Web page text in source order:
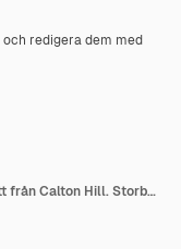
och redigera dem med
Edinburghs stadssiluett panorama sett från Calton Hill. Storbritannien.